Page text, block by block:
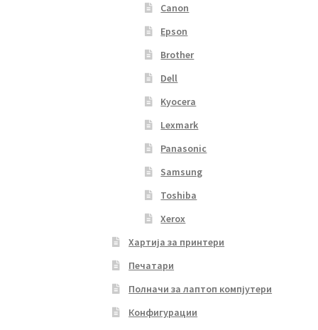
Canon
Epson
Brother
Dell
Kyocera
Lexmark
Panasonic
Samsung
Toshiba
Xerox
Хартија за принтери
Печатари
Полначи за лаптоп компјутери
Конфигурации